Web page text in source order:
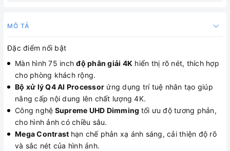
MÔ TẢ
Đặc điểm nổi bật
Màn hình 75 inch độ phân giải 4K hiển thị rõ nét, thích hợp
cho phòng khách rộng.
Bộ xử lý Q4 AI Processor ứng dụng trí tuệ nhân tạo giúp
nâng cấp nội dung lên chất lượng 4K.
Công nghệ Supreme UHD Dimming tối ưu độ tương phản,
cho hình ảnh có chiều sâu.
Mega Contrast hạn chế phản xạ ánh sáng, cải thiện độ rõ
và sắc nét của hình ảnh.